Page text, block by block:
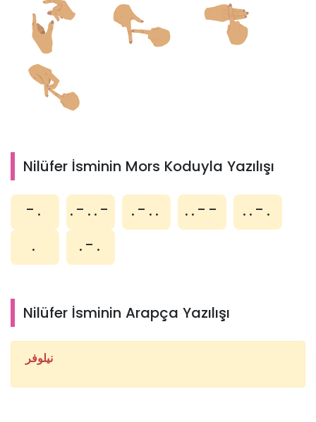
Nilüfer İsminin Mors Koduyla Yazılışı
-. .-..- .-.. ..--
..-.
.
.-.
Nilüfer İsminin Arapça Yazılışı
نيلوفر